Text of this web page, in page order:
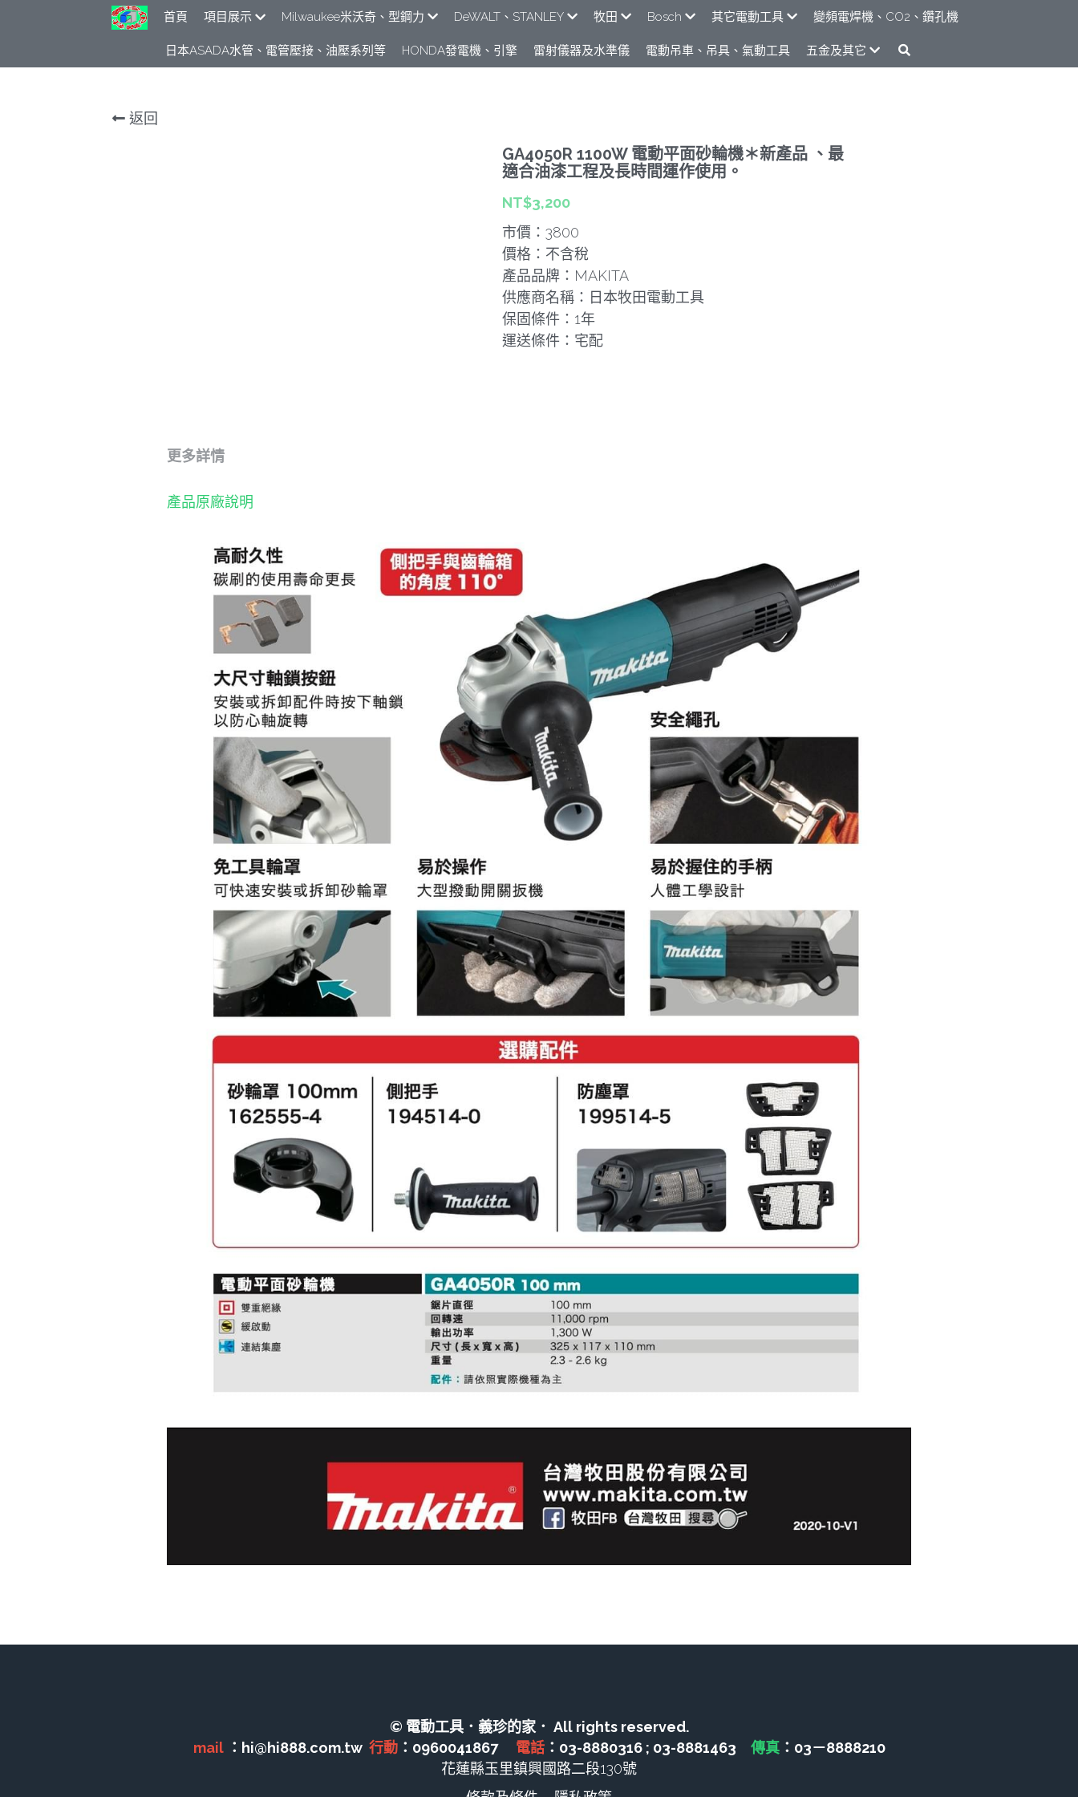
首頁 項目展示 Milwaukee米沃奇、型鋼力 DeWALT、STANLEY 牧田 Bosch 其它電動工具 變頻電焊機、CO2、鑽孔機
日本ASADA水管、電管壓接、油壓系列​等 HONDA發電機、引擎 雷射儀器及水準儀 電動吊車、吊具、氣動工具 五金及其它
返回
GA4050R 1100W 電動平面砂輪機＊新產品 、最
適合油漆工程及長時間運作使用。
NT$3,200
市價：3800
價格：不含稅
產品品牌：MAKITA
供應商名稱：日本牧田電動工具
保固條件：1年
運送條件：宅配
更多詳情
產品原廠說明
© 電動工具．義珍的家． All rights reserved.
mail ：hi@hi888.com.tw 行動：0960041867 電話：03-8880316 ; 03-8881463 傳真：03－8888210
花蓮縣玉里鎮興國路二段130號